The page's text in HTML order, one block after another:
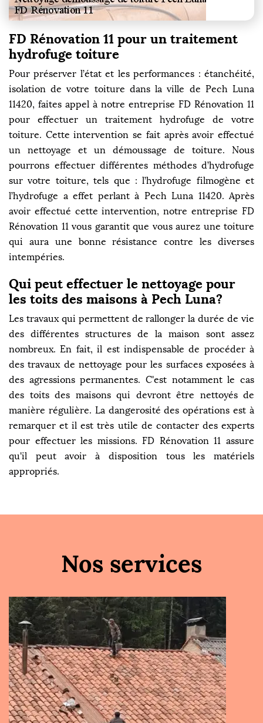
FD Rénovation 11 pour un traitement
hydrofuge toiture
Pour préserver l’état et les performances : étanchéité,
isolation de votre toiture dans la ville de Pech Luna
11420, faites appel à notre entreprise FD Rénovation 11
pour effectuer un traitement hydrofuge de votre
toiture. Cette intervention se fait après avoir effectué
un nettoyage et un démoussage de toiture. Nous
pourrons effectuer différentes méthodes d’hydrofuge
sur votre toiture, tels que : l’hydrofuge filmogène et
l’hydrofuge a effet perlant à Pech Luna 11420. Après
avoir effectué cette intervention, notre entreprise FD
Rénovation 11 vous garantit que vous aurez une toiture
qui aura une bonne résistance contre les diverses
intempéries.
Qui peut effectuer le nettoyage pour
les toits des maisons à Pech Luna?
Les travaux qui permettent de rallonger la durée de vie
des différentes structures de la maison sont assez
nombreux. En fait, il est indispensable de procéder à
des travaux de nettoyage pour les surfaces exposées à
des agressions permanentes. C'est notamment le cas
des toits des maisons qui devront être nettoyés de
manière régulière. La dangerosité des opérations est à
remarquer et il est très utile de contacter des experts
pour effectuer les missions. FD Rénovation 11 assure
qu'il peut avoir à disposition tous les matériels
appropriés.
Nos services